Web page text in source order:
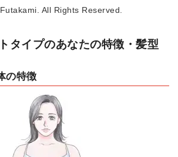
All Rights Reserved.
タイプのあなたの特徴・髪型
の特徴